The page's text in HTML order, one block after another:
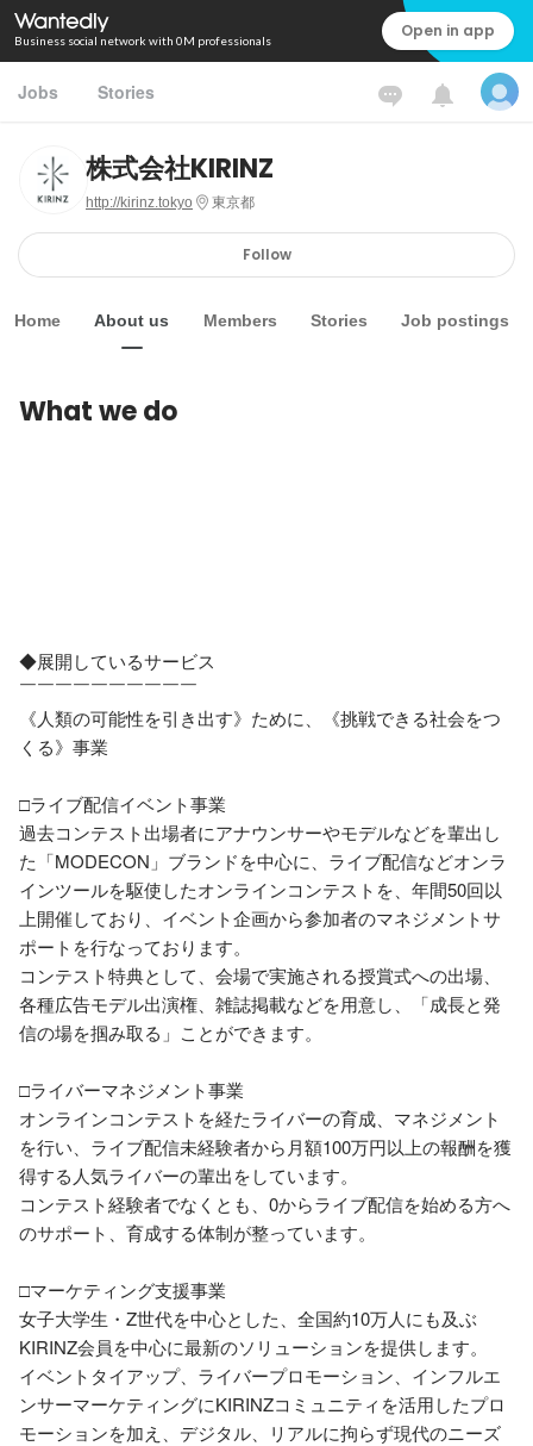
Business social network with 0M professionals Open in app
Jobs Stories
株式会社KIRINZ
http://kirinz.tokyo 東京都
Follow
Home About us Members Stories Job postings
What we do
◆展開しているサービス
￣￣￣￣￣￣￣￣￣￣
《人類の可能性を引き出す》ために、《挑戦できる社会をつ
くる》事業
□ライブ配信イベント事業
過去コンテスト出場者にアナウンサーやモデルなどを輩出し
た「MODECON」ブランドを中心に、ライブ配信などオンラ
インツールを駆使したオンラインコンテストを、年間50回以
上開催しており、イベント企画から参加者のマネジメントサ
ポートを行なっております。
コンテスト特典として、会場で実施される授賞式への出場、
各種広告モデル出演権、雑誌掲載などを用意し、「成長と発
信の場を掴み取る」ことができます。
□ライバーマネジメント事業
オンラインコンテストを経たライバーの育成、マネジメント
を行い、ライブ配信未経験者から月額100万円以上の報酬を獲
得する人気ライバーの輩出をしています。
コンテスト経験者でなくとも、0からライブ配信を始める方へ
のサポート、育成する体制が整っています。
□マーケティング支援事業
女子大学生・Z世代を中心とした、全国約10万人にも及ぶ
KIRINZ会員を中心に最新のソリューションを提供します。
イベントタイアップ、ライバープロモーション、インフルエ
ンサーマーケティングにKIRINZコミュニティを活用したプロ
モーションを加え、デジタル、リアルに拘らず現代のニーズ